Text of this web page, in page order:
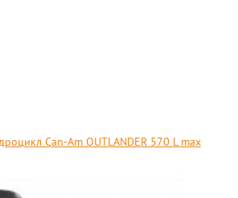
Can-Am OUTLANDER 570 L max